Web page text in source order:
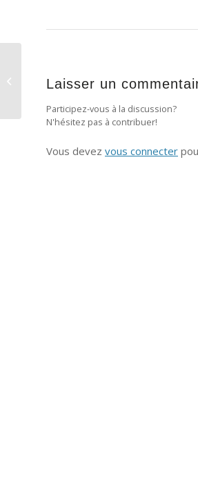
Laisser un
Participez-vous à la discussion?
N'hésitez pas à contribuer!
Vous devez vous connecter
AroCLEAN 2014 pour Revit (MAJ)